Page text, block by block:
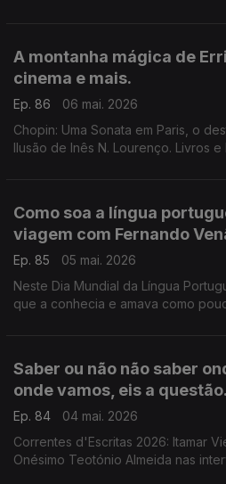
A montanha mágica de
cinema e mais.
Ep. 86
06 mai. 2026
Chopin: Uma Sonata em Paris, o
Ilusão de Inês N. Lourenço. Livros
Como soa a língua
viagem com Fernando
Ep. 85
05 mai. 2026
Neste Dia Mundial da Língua
que a conhecia e amava como
Saber ou não não saber
onde vamos, eis a questão.
Ep. 84
04 mai. 2026
Correntes d'Escritas 2026: Itamar
Onésimo Teotónio Almeida nas